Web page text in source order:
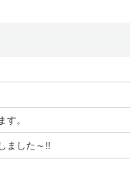
。
ました～!!